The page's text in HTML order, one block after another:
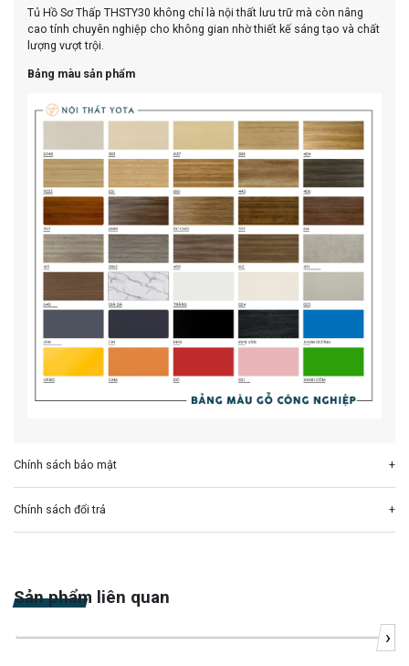
Tủ Hồ Sơ Thấp THSTY30 không chỉ là nội thất lưu trữ mà còn nâng
cao tính chuyên nghiệp cho không gian nhờ thiết kế sáng tạo và chất
lượng vượt trội.
Bảng màu sản phẩm
Chính sách bảo mật
Chính sách đổi trả
Sản phẩm liên quan
›